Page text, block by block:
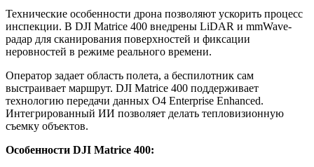
Технические особенности дрона позволяют ускорить процесс
инспекции. В DJI Matrice 400 внедрены LiDAR и mmWave-
радар для сканирования поверхностей и фиксации
неровностей в режиме реального времени.
Оператор задает область полета, а беспилотник сам
выстраивает маршрут. DJI Matrice 400 поддерживает
технологию передачи данных O4 Enterprise Enhanced.
Интегрированный ИИ позволяет делать тепловизионную
съемку объектов.
Особенности DJI Matrice 400: